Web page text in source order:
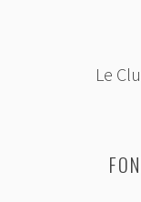
Le